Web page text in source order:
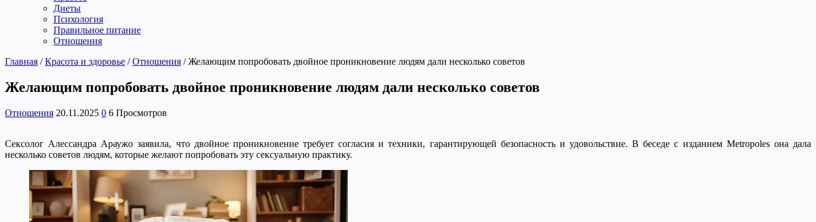
Диеты
Психология
Правильное питание
Отношения
Главная / Красота и здоровье / Отношения / Желающим попробовать двойное проникновение людям дали несколько советов
Желающим попробовать двойное проникновение людям дали несколько советов
Отношения 20.11.2025 0 6 Просмотров
Сексолог Алессандра Араужо заявила, что двойное проникновение требует согласия и техники, гарантирующей безопасность и удовольствие. В беседе с изданием Metropoles она дала
несколько советов людям, которые желают попробовать эту сексуальную практику.